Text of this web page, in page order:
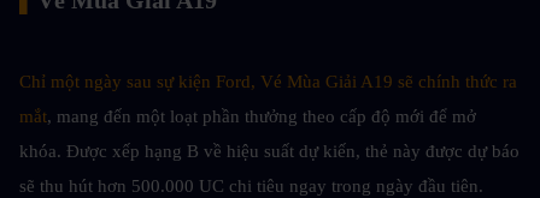
Chỉ một ngày sau sự kiện Ford, Vé Mùa Giải A19 sẽ chính thức ra
mắt, mang đến một loạt phần thưởng theo cấp độ mới để mở
khóa. Được xếp hạng B về hiệu suất dự kiến, thẻ này được dự báo
sẽ thu hút hơn 500.000 UC chi tiêu ngay trong ngày đầu tiên.